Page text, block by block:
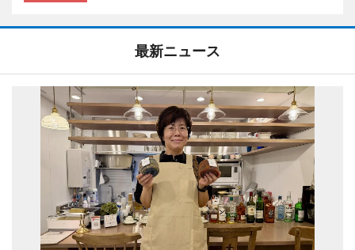
最新ニュース